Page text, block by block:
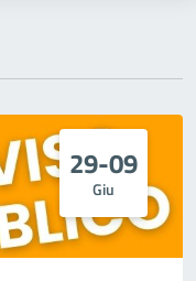
29-09
Giu